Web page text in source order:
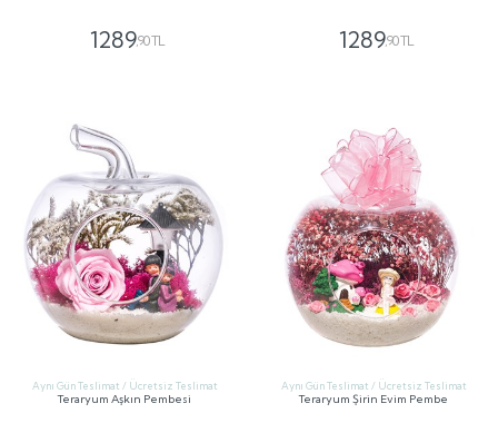
1289,90 TL 1289,90 TL
Aynı Gün Teslimat / Ücretsiz Teslimat
Teraryum Aşkın Pembesi
Aynı Gün Teslimat / Ücretsiz Teslimat
Teraryum Şirin Evim Pembe